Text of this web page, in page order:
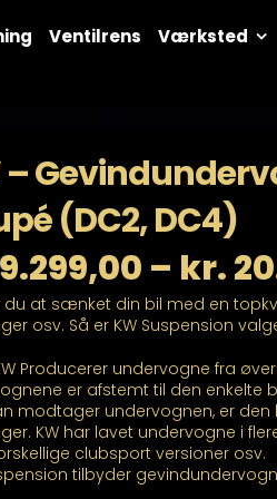
Ventilrens Værksted
–
(DC2, DC4)
9.299,00 – kr.
du at sænket din bil med en
osv. Så er KW Suspension
Producerer undervogne fra
er afstemt til den
modtager undervognen, er
KW har lavet undervogne i
clubsport versioner osv.
tilbyder